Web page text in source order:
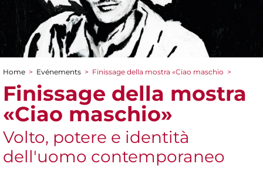
You are here
Home > Evénements > Finissage della mostra «Ciao maschio >
Finissage della mostra
«Ciao maschio»
Volto, potere e identità
dell'uomo contemporaneo